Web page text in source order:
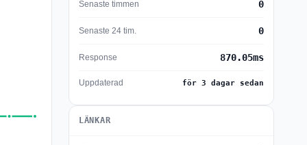
Senaste timmen 0
Senaste 24 tim. 0
Response 870.05ms
Uppdaterad för 3 dagar sedan
LÄNKAR